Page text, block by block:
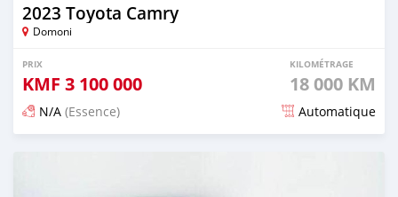
2023 Toyota Camry
Domoni
PRIX
KMF 3 100 000
KILOMÉTRAGE
18 000 KM
N/A (Essence) Automatique